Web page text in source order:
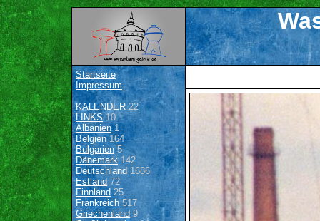
Startseite
Impressum
KALENDER22
LINKS10
Albanien1
Belgien164
Bulgarien 5
Dänemark142
Deutschland 1686
Estland 72
Finnland 25
Frankreich517
Griechenland9